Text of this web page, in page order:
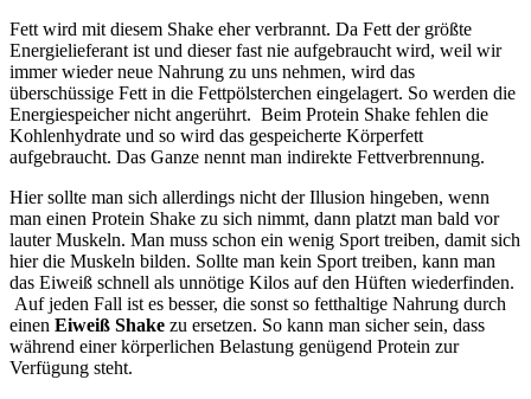
Fett wird mit diesem Shake eher verbrannt. Da Fett der größte
Energielieferant ist und dieser fast nie aufgebraucht wird, weil wir
immer wieder neue Nahrung zu uns nehmen, wird das
überschüssige Fett in die Fettpölsterchen eingelagert. So werden die
Energiespeicher nicht angerührt. Beim Protein Shake fehlen die
Kohlenhydrate und so wird das gespeicherte Körperfett
aufgebraucht. Das Ganze nennt man indirekte Fettverbrennung.
Hier sollte man sich allerdings nicht der Illusion hingeben, wenn
man einen Protein Shake zu sich nimmt, dann platzt man bald vor
lauter Muskeln. Man muss schon ein wenig Sport treiben, damit sich
hier die Muskeln bilden. Sollte man kein Sport treiben, kann man
das Eiweiß schnell als unnötige Kilos auf den Hüften wiederfinden.
Auf jeden Fall ist es besser, die sonst so fetthaltige Nahrung durch
einen Eiweiß Shake zu ersetzen. So kann man sicher sein, dass
während einer körperlichen Belastung genügend Protein zur
Verfügung steht.